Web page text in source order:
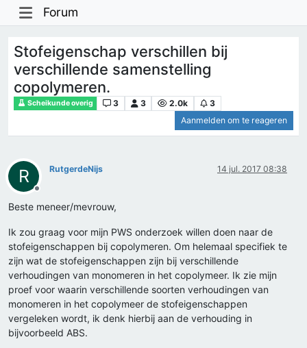
Forum
Stofeigenschap verschillen bij
verschillende samenstelling
copolymeren.
Scheikunde overig 3 3 2.0k
3
Aanmelden om te reageren
R
Offline
RutgerdeNijs 14 jul. 2017 08:38
Beste meneer/mevrouw,
Ik zou graag voor mijn PWS onderzoek willen doen naar de
stofeigenschappen bij copolymeren. Om helemaal specifiek te
zijn wat de stofeigenschappen zijn bij verschillende
verhoudingen van monomeren in het copolymeer. Ik zie mijn
proef voor waarin verschillende soorten verhoudingen van
monomeren in het copolymeer de stofeigenschappen
vergeleken wordt, ik denk hierbij aan de verhouding in
bijvoorbeeld ABS.